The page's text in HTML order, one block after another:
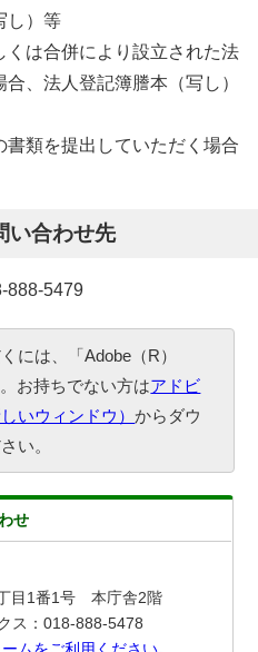
し）等
くは合併により設立された法
、法人登記簿謄本（写し）
類を提出していただく場合
い合わせ先
888-5479
には、「Adobe（R）
お持ちでない方はアドビ
いウィンドウ）からダウ
い。
せ
目1番1号 本庁舎2階
ス：018-888-5478